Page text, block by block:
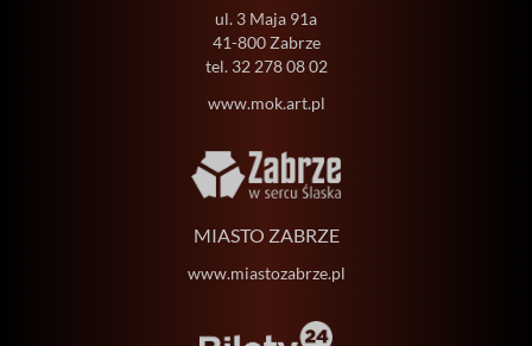
ul. 3 Maja 91a
41-800 Zabrze
tel. 32 278 08 02
www.mok.art.pl
MIASTO ZABRZE
www.miastozabrze.pl